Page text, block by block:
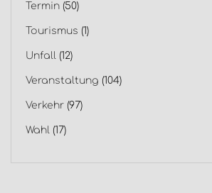
Termin (50)
Tourismus (1)
Unfall (12)
Veranstaltung (104)
Verkehr (97)
Wahl (17)